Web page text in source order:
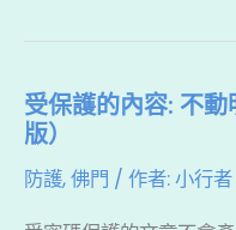
b
o
o
k
d
s
a
t
受保護的內容: 不
版）
防護,佛門 / 作者:小行者
受
保
護